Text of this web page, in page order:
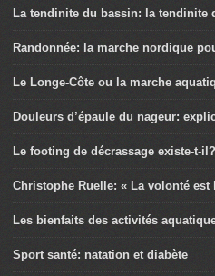
La tendinite du bassin: la tendinite
Randonnée: la marche nordique
Le Longe-Côte ou la marche
Douleurs d’épaule du nageur:
Le footing de décrassage existe-t-il?
Christophe Ruelle: « La volonté est
Les bienfaits des activités
Sport santé: natation et diabète